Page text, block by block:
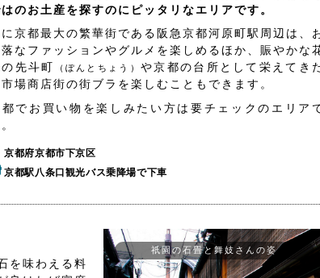
のお土産を探すのにピッタリなエリアです。
京都最大の繁華街である阪急京都河原町駅周辺は、
なファッションやグルメを楽しめるほか、賑やかな
先斗町
（ぽんとちょう）や京都の台所として栄えてき
場商店街の街ブラを楽しむこともできます。
都でお買い物を楽しみたい方は要チェックのエリア
京都府京都市下京区
京都駅八条口観光バス乗降場で下車
を味わえる料
祇園の石畳と舞妓さんの姿